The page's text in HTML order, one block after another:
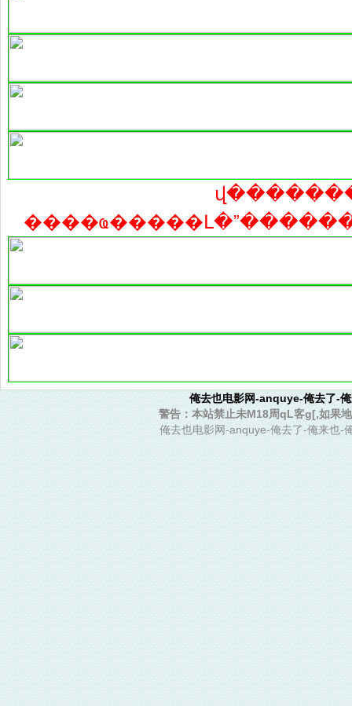
俺去也电影网-anquye-俺去了-
警告：本站禁止未M18周qL客g[,如果
俺去也电影网-anquye-俺去了-俺来也-